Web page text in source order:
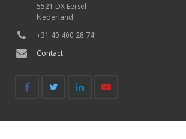
5521 DX Eersel
Nederland
+31 40 400 28 74
Contact